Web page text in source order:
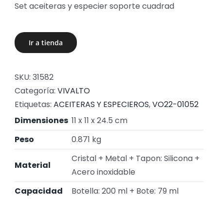
Set aceiteras y especier soporte cuadrad
Ir a tienda
SKU: 31582
Categoría: VIVALTO
Etiquetas: ACEITERAS Y ESPECIEROS,VO22-01052
Dimensiones 11 x 11 x 24.5 cm
Peso
0.871 kg
Material
Cristal + Metal + Tapon: Silicona +
Acero inoxidable
Capacidad
Botella: 200 ml + Bote: 79 ml